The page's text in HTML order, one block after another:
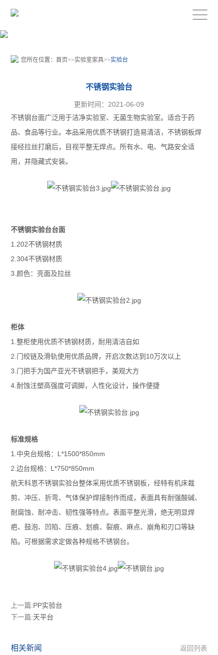
您所在位置：首页>>实验室家具>>实验台
不锈钢实验台
更新时间：2021-06-09
不锈钢台面广泛用于洁净实验室、无菌生物实验室。适合于药
品、食品等行业。本品采用优质不锈钢打造易清洁，不锈钢板焊
接经拉丝打磨后，目视平整无焊点。所有水、电、气路安全适
用，并隐藏式安装。
不锈钢实验台台面
1.202不锈钢材质
2.304不锈钢材质
3.颜色：亮面及拉丝
柜体
1.整柜使用优质不锈钢材质，耐用清洁自如
2.门绞链及滑轨使用优质品牌，开启次数达到10万次以上
3.门把手为国产亚光不锈钢把手，美观大方
4.耐蚀注塑高强度可调脚，人性化设计，操作便捷
标准规格
1.中央台规格：L*1500*850mm
2.边台规格：L*750*850mm
航天科恩不锈钢实验台整体采用优质不锈钢板，经特有机床裁
剪、冲压、折弯、气体保护焊接制作而成，表面具有耐强酸碱、
耐腐蚀、耐冲击、韧性强等特点。表面平整光滑，绝无明显焊
疤、鼓泡、凹陷、压痕、划痕、裂痕、麻点、崩角和刃口等缺
陷。可根据需求定做各种规格不锈钢台。
上一篇:PP实验台
下一篇:天平台
返回列表
相关新闻